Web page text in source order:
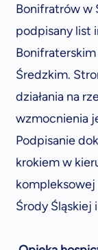
Bonifratrów w
podpisany list
Średzkim.
działania na
wzmocnienia
Podpisanie
krokiem w
Środy Śląskiej